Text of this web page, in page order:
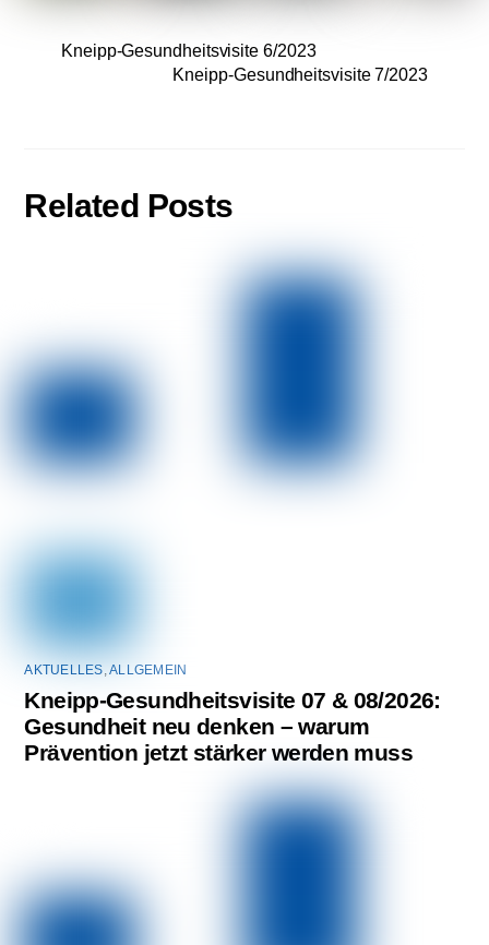
Kneipp-Gesundheitsvisite 6/2023
Kneipp-Gesundheitsvisite 7/2023
Related Posts
AKTUELLES,ALLGEMEIN
Kneipp-Gesundheitsvisite 07 & 08/2026:
Gesundheit neu denken – warum
Prävention jetzt stärker werden muss